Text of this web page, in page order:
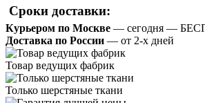
Сроки доставки:
Курьером по Москве — сегодня —
Доставка по России — от 2-х дней
Товар ведущих фабрик
Только шерстяные ткани